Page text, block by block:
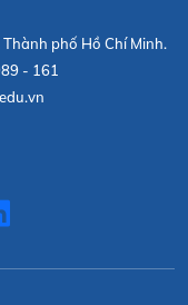
phố Hồ Chí Minh.
- 161